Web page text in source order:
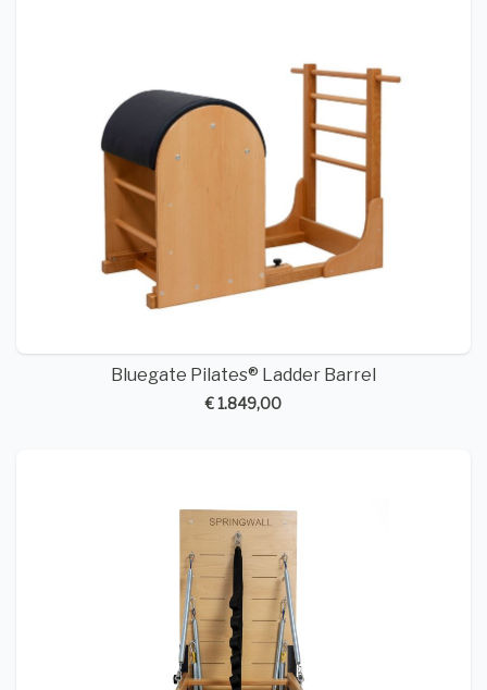
Bluegate Pilates® Ladder Barrel
€ 1.849,00